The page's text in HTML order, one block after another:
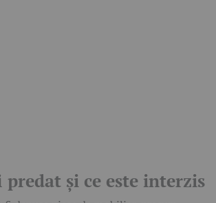
predat și ce este interzis